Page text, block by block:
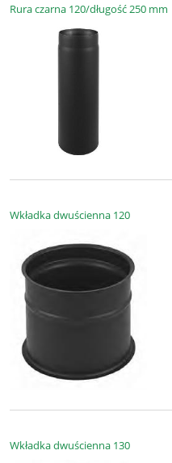
Rura czarna 120/długość 250 mm
Wkładka dwuścienna 120
Wkładka dwuścienna 130